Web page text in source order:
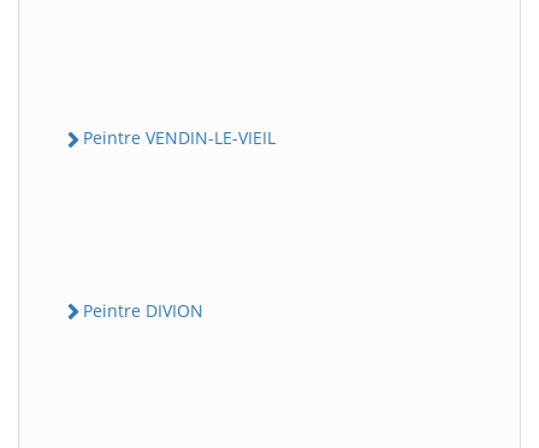
Peintre VENDIN-LE-VIEIL
Peintre DIVION